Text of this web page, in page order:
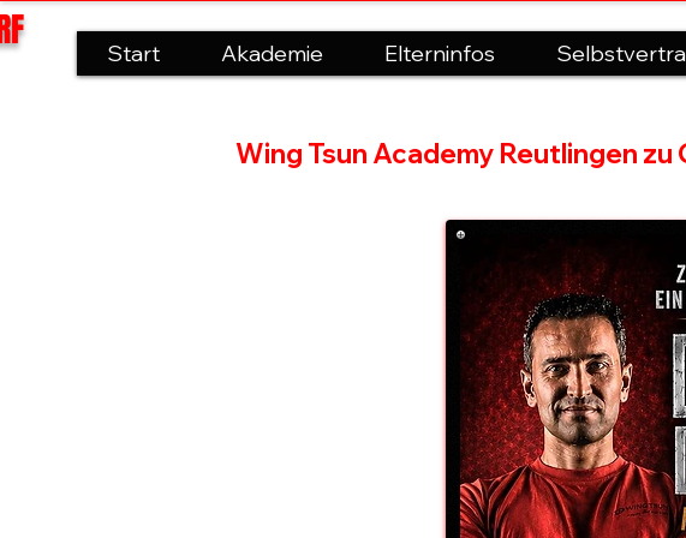
Start Akademie Elterninfos
Wing Tsun Academy Reutlingen